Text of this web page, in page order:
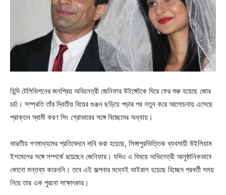
হিন্দি টেলিভিশনের জনপ্রিয় অভিনেত্রী জেনিফার উইঙ্গেটকে ঘিরে ফের শুরু হয়েছে জোর
চর্চা। সম্প্রতি তাঁর দ্বিতীয় বিয়ের গুঞ্জন ছড়িয়ে পড়ার পর নতুন করে আলোচনায় এসেছে
প্রাক্তন স্বামী করণ সিং গ্রোভারের সঙ্গে বিচ্ছেদের অধ্যায়।
ভারতীয় গণমাধ্যমের প্রতিবেদনে দাবি করা হয়েছে, সিঙ্গাপুরভিত্তিক ব্যবসায়ী উইলিয়াম
ইশমেলের সঙ্গে সম্পর্কে রয়েছেন জেনিফার। যদিও এ বিষয়ে অভিনেত্রী আনুষ্ঠানিকভাবে
কোনো মন্তব্য করেননি। তবে এই জল্পনার মধ্যেই ভাইরাল হয়েছে বিচ্ছেদ পরবর্তী সময়
নিয়ে তার এক পুরনো সাক্ষাৎকার।